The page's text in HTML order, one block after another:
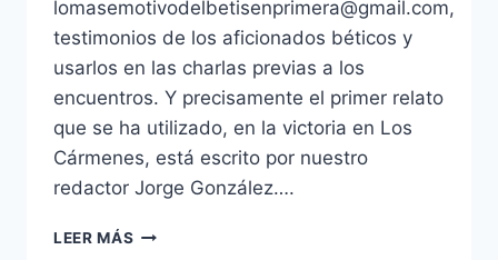
lomasemotivodelbetisenprimera@gmail.com,
testimonios de los aficionados béticos y
usarlos en las charlas previas a los
encuentros. Y precisamente el primer relato
que se ha utilizado, en la victoria en Los
Cármenes, está escrito por nuestro
redactor Jorge González….
LEER MÁS UN